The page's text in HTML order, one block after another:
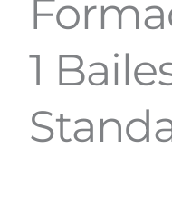
1